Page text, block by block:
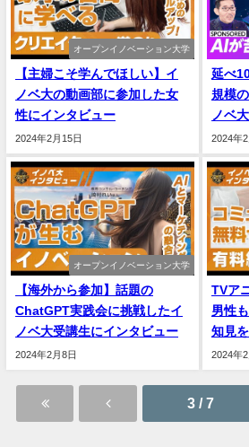
オープンイノベーション大学
【主婦こそ学んでほしい】イ
ノベ大の動画部に参加した女
性にインタビュー
2024年2月15日
延べ
規模
ノベ
2024年
オープンイノベーション大学
【海外から参加】話題の
ChatGPT実践会に挑戦したイ
ノベ大受講生にインタビュー
2024年2月8日
TVア
男性
知見
2024年
3 / 7